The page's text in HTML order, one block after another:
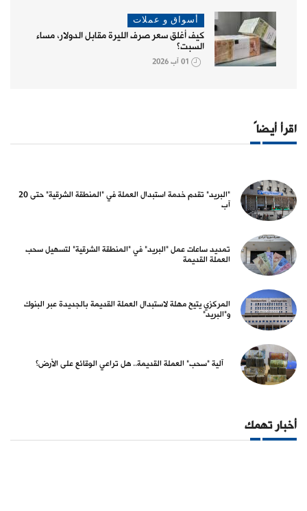
أسواق و عملات
كيف أغلق سعر صرف الليرة مقابل الدولار، مساء
السبت؟
01 آب 2026
اقرأ أيضاً
"البريد" تقدم خدمة استبدال العملة في "المنطقة الشرقية" حتى 20
آب
تمديد ساعات عمل "البريد" في "المنطقة الشرقية" لتسهيل سحب
العملة القديمة
المركزي يتيح مهلة لاستبدال العملة القديمة بالجديدة عبر البنوك
و"البريد"
آلية "سحب" العملة القديمة.. هل تراعي الوقائع على الأرض؟
أخبار تهمك